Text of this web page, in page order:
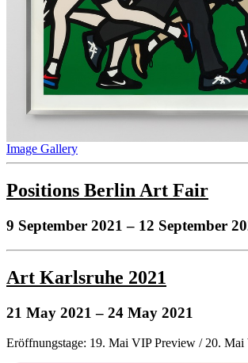
Image Gallery
Positions Berlin Art Fair
9 September 2021 – 12 September
Art Karlsruhe 2021
21 May 2021 – 24 May 2021
Eröffnungstage: 19. Mai VIP Preview / 20. Mai